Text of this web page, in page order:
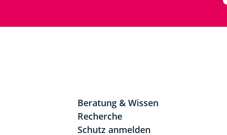
Beratung & Wissen
Recherche
Schutz anmelden